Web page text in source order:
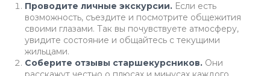
Проводите личные экскурсии. Если есть
возможность, съездите и посмотрите общежития
своими глазами. Так вы почувствуете атмосферу,
увидите состояние и общайтесь с текущими
жильцами.
Соберите отзывы старшекурсников. Они